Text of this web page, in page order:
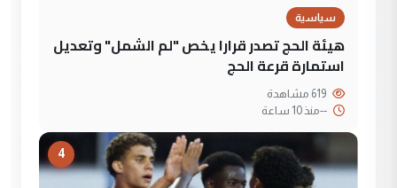
سياسية
هيئة الحج تصدر قرارا يخص "لم الشمل" وتعديل
استمارة قرعة الحج
--منذ 10 ساعة
4